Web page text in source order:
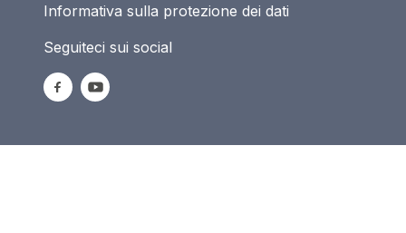
Informativa sulla protezione dei dati
Seguiteci sui social